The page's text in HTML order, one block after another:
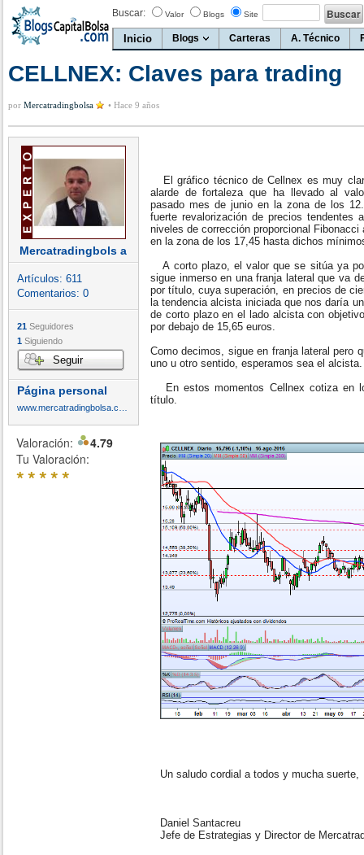
Buscar: Valor Blogs Site
Inicio Blogs Carteras A. Técnico
CELLNEX: Claves para trading
por Mercatradingbolsa • Hace 9 años
Mercatradingbols a
Artículos: 611
Comentarios: 0
21 Seguidores
1 Siguiendo
Seguir
Página personal
Valoración:
4.79
Tu Valoración:
*****
El gráfico técnico de Cellnex es muy
alarde de fortaleza que ha llevado al
pasado mes de junio en la zona de los
fuerte revalorización de precios
niveles de corrección proporcional
en la zona de los 17,45 hasta dichos
A corto plazo, el valor que se sitúa ya
sigue inmerso en una franja lateral que va
por título, cuya superación, en precios de
la tendencia alcista iniciada que nos daría
de corto plazo en el lado alcista con
por debajo de 15,65 euros.
Como decimos, sigue en franja lateral pero
uno u otro sentido, esperamos sea el
En estos momentos Cellnex cotiza en
título.
Un saludo cordial a todos y mucha suerte,
Daniel Santacreu
Jefe de Estrategias y Director de